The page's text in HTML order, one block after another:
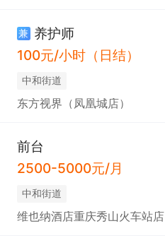
兼 养护师
100元/小时（日结）
中和街道
东方视界（凤凰城店）
前台
2500-5000元/月
中和街道
维也纳酒店重庆秀山火车站店